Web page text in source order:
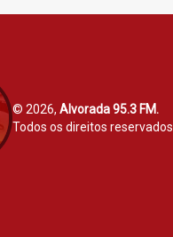
© 2026, Alvorada 95.3 FM.
Todos os direitos reservados.